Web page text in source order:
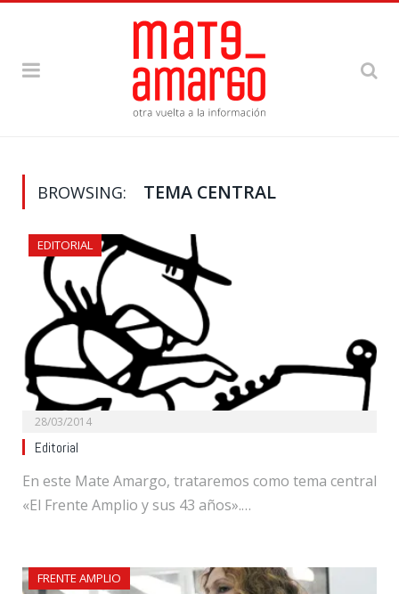
BROWSING: TEMA CENTRAL
EDITORIAL
28/03/2014
Editorial
En este Mate Amargo, trataremos como tema central
«El Frente Amplio y sus 43 años».…
FRENTE AMPLIO